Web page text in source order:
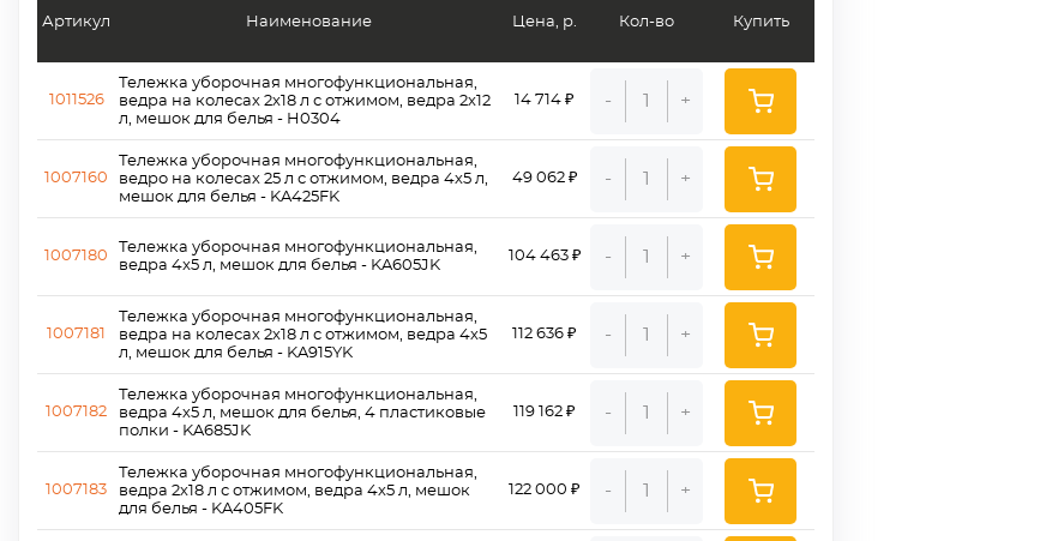
Артикул
1011526
1007160
1007180
1007181
1007182
1007183
Наименование
Тележка уборочная многофункциональная,
ведра на колесах 2х18 л с отжимом, ведра 2х12
л, мешок для белья - H0304
Тележка уборочная многофункциональная,
ведро на колесах 25 л с отжимом, ведра 4х5 л,
мешок для белья - KA425FK
Тележка уборочная многофункциональная,
ведра 4x5 л, мешок для белья - KA605JK
Тележка уборочная многофункциональная,
ведра на колесах 2х18 л с отжимом, ведра 4х5
л, мешок для белья - KA915YK
Тележка уборочная многофункциональная,
ведра 4х5 л, мешок для белья, 4 пластиковые
полки - KA685JK
Тележка уборочная многофункциональная,
ведра 2х18 л с отжимом, ведра 4х5 л, мешок
для белья - KA405FK
Цена, р.
14 714 ₽
49 062 ₽
104 463 ₽
112 636 ₽
119 162 ₽
122 000 ₽
Кол-во
- +
- +
- +
- +
- +
- +
Купить